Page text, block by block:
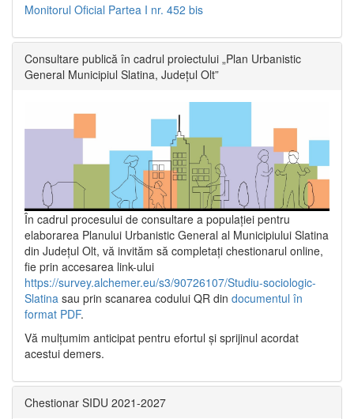
Monitorul Oficial Partea I nr. 452 bis
Consultare publică în cadrul proiectului „Plan Urbanistic
General Municipiul Slatina, Județul Olt”
În cadrul procesului de consultare a populaţiei pentru
elaborarea Planului Urbanistic General al Municipiului Slatina
din Județul Olt, vă invităm să completați chestionarul online,
fie prin accesarea link-ului
https://survey.alchemer.eu/s3/90726107/Studiu-sociologic-
Slatina sau prin scanarea codului QR din documentul în
format PDF.
Vă mulţumim anticipat pentru efortul şi sprijinul acordat
acestui demers.
Chestionar SIDU 2021-2027